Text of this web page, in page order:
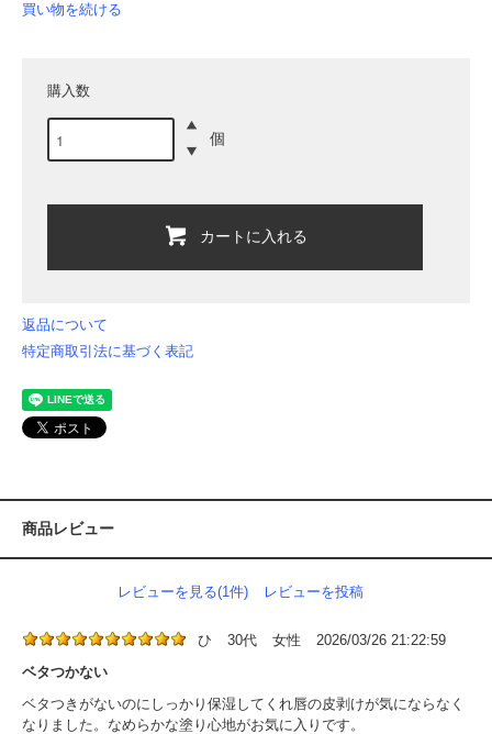
買い物を続ける
購入数
個
カートに入れる
返品について
特定商取引法に基づく表記
商品レビュー
レビューを見る(1件) レビューを投稿
ひ 30代 女性
2026/03/26 21:22:59
ベタつかない
ベタつきがないのにしっかり保湿してくれ唇の皮剥けが気にならなく
なりました。なめらかな塗り心地がお気に入りです。